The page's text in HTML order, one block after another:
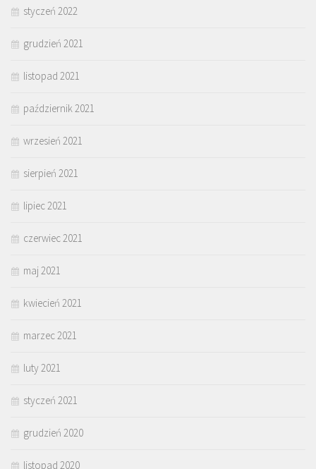
styczeń 2022
grudzień 2021
listopad 2021
październik 2021
wrzesień 2021
sierpień 2021
lipiec 2021
czerwiec 2021
maj 2021
kwiecień 2021
marzec 2021
luty 2021
styczeń 2021
grudzień 2020
listopad 2020